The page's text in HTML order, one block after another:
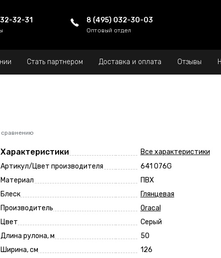
32-31 8 (495) 032-30-03
Оптовый отдел
Стать партнером Доставка и оплата Отзывы
сравнению
Характеристики
Все характеристики
Артикул/Цвет производителя
641 076G
Материал
ПВХ
Блеск
Глянцевая
Производитель
Oracal
Цвет
Серый
Длина рулона, м
50
Ширина, см
126